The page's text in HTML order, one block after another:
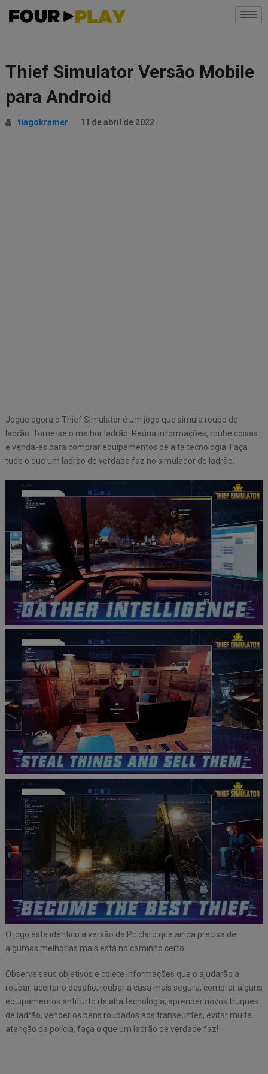
Thief Simulator Versão Mobile
para Android
tiagokramer 11 de abril de 2022
Jogue agora o Thief Simulator é um jogo que simula roubo de
ladrão. Torne-se o melhor ladrão. Reúna informações, roube coisas
e venda-as para comprar equipamentos de alta tecnologia. Faça
tudo o que um ladrão de verdade faz no simulador de ladrão.
O jogo esta identico a versão de Pc claro que ainda precisa de
algumas melhorias mais está no caminho certo.
Observe seus objetivos e colete informações que o ajudarão a
roubar, aceitar o desafio, roubar a casa mais segura, comprar alguns
equipamentos antifurto de alta tecnologia, aprender novos truques
de ladrão, vender os bens roubados aos transeuntes, evitar muita
atenção da polícia, faça o que um ladrão de verdade faz!